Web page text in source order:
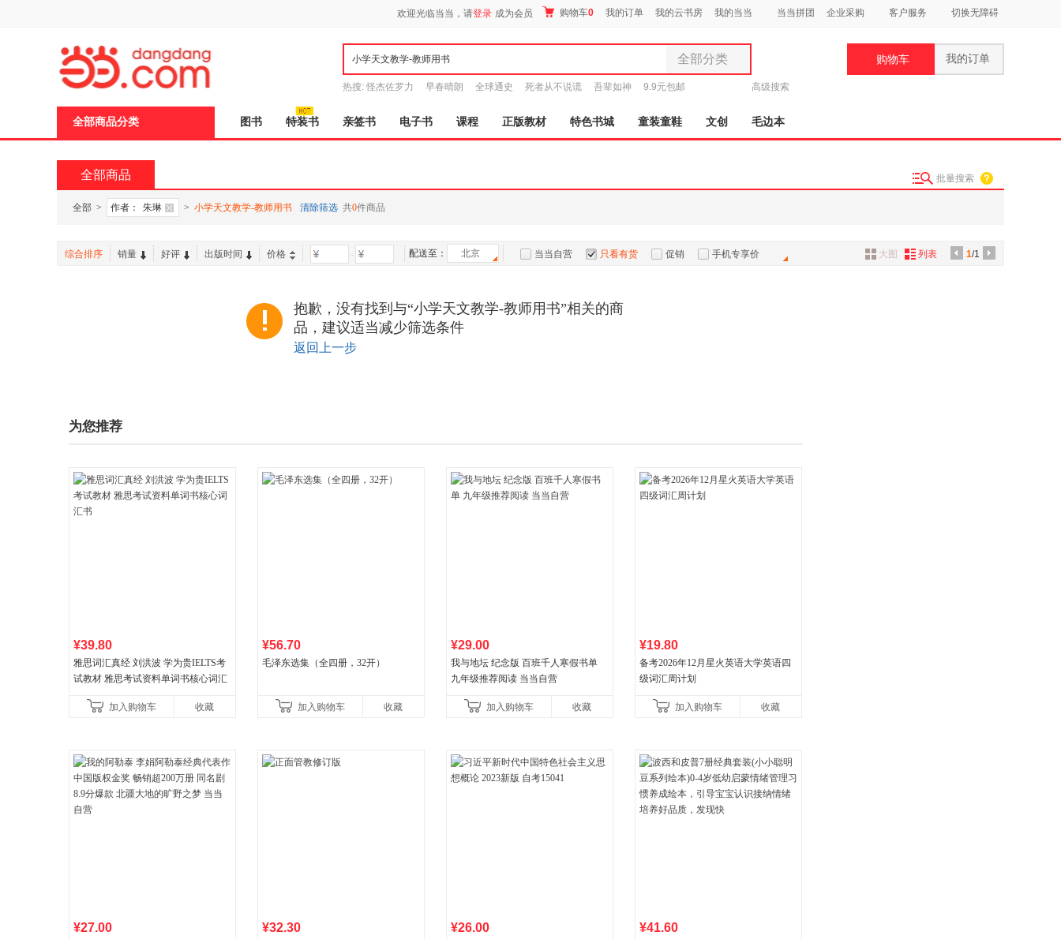
欢迎光临当当，请登录 成为会员 购物车0 我的订单 我的云书房 我的当当 当当拼团 企业采购 客户服务 切换无障碍
全部分类
全部分类
图书
电子书
孕婴服饰
数码影音
电脑办公
热搜: 怪杰佐罗力 早春晴朗 全球通史 死者从不说谎 吾辈如神 9.9元包邮 高级搜索
购物车 我的订单
全部商品分类 图书 特装书 亲签书 电子书 课程 正版教材 特色书城 童装童鞋 文创 毛边本
全部商品 批量搜索
全部 > 作者： 朱琳 > 小学天文教学-教师用书 清除筛选 共0件商品
综合排序 销量 好评 出版时间 价格 - 配送至： 北京 当当自营 只看有货 促销 手机专享价 1/1
大图 列表
抱歉，没有找到与“小学天文教学-教师用书”相关的商
品，建议适当减少筛选条件
返回上一步
为您推荐
¥39.80
雅思词汇真经 刘洪波 学为贵IELTS考
试教材 雅思考试资料单词书核心词汇
加入购物车
收藏
¥56.70
毛泽东选集（全四册，32开）
加入购物车 收藏
¥29.00
我与地坛 纪念版 百班千人寒假书单
九年级推荐阅读 当当自营
加入购物车 收藏
¥19.80
备考2026年12月星火英语大学英语四
级词汇周计划
加入购物车 收藏
¥27.00 ¥32.30 ¥26.00 ¥41.60
页